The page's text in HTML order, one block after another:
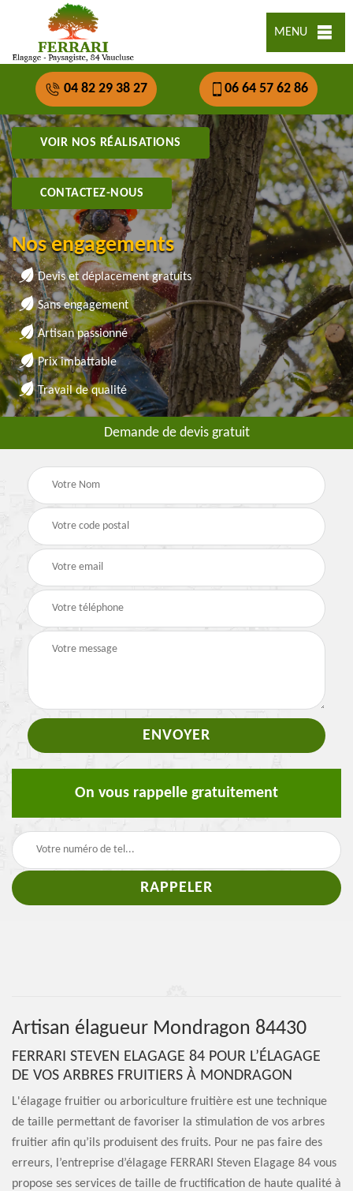
MENU
04 82 29 38 27 06 64 57 62 86
VOIR NOS RÉALISATIONS
CONTACTEZ-NOUS
Nos engagements
Devis et déplacement gratuits
Sans engagement
Artisan passionné
Prix imbattable
Travail de qualité
Demande de devis gratuit
On vous rappelle gratuitement
Artisan élagueur Mondragon 84430
FERRARI STEVEN ELAGAGE 84 POUR L’ÉLAGAGE
DE VOS ARBRES FRUITIERS À MONDRAGON
L'élagage fruitier ou arboriculture fruitière est une technique
de taille permettant de favoriser la stimulation de vos arbres
fruitier afin qu’ils produisent des fruits. Pour ne pas faire des
erreurs, l’entreprise d’élagage FERRARI Steven Elagage 84 vous
propose ses services de taille de fructification de haute qualité à